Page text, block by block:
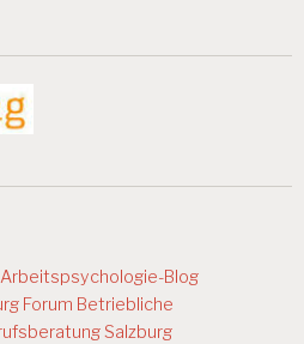
Arbeitspsychologie-Blog
Forum Betriebliche
Salzburg